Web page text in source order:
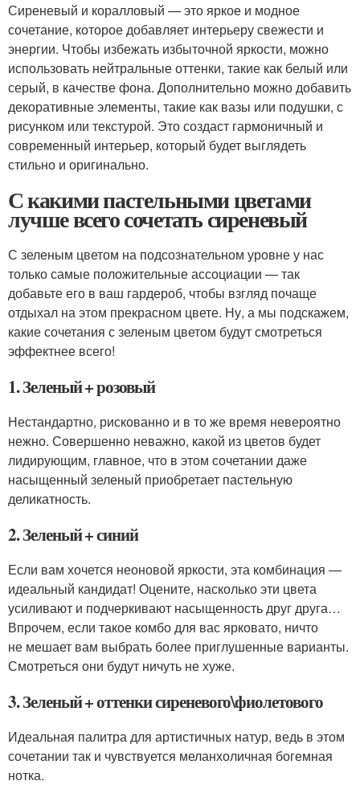
Сиреневый и коралловый — это яркое и модное
сочетание, которое добавляет интерьеру свежести и
энергии. Чтобы избежать избыточной яркости, можно
использовать нейтральные оттенки, такие как белый или
серый, в качестве фона. Дополнительно можно добавить
декоративные элементы, такие как вазы или подушки, с
рисунком или текстурой. Это создаст гармоничный и
современный интерьер, который будет выглядеть
стильно и оригинально.
С какими пастельными цветами
лучше всего сочетать сиреневый
С зеленым цветом на подсознательном уровне у нас
только самые положительные ассоциации — так
добавьте его в ваш гардероб, чтобы взгляд почаще
отдыхал на этом прекрасном цвете. Ну, а мы подскажем,
какие сочетания с зеленым цветом будут смотреться
эффектнее всего!
1. Зеленый + розовый
Нестандартно, рискованно и в то же время невероятно
нежно. Совершенно неважно, какой из цветов будет
лидирующим, главное, что в этом сочетании даже
насыщенный зеленый приобретает пастельную
деликатность.
2. Зеленый + синий
Если вам хочется неоновой яркости, эта комбинация —
идеальный кандидат! Оцените, насколько эти цвета
усиливают и подчеркивают насыщенность друг друга…
Впрочем, если такое комбо для вас ярковато, ничто
не мешает вам выбрать более приглушенные варианты.
Смотреться они будут ничуть не хуже.
3. Зеленый + оттенки сиреневого\фиолетового
Идеальная палитра для артистичных натур, ведь в этом
сочетании так и чувствуется меланхоличная богемная
нотка.